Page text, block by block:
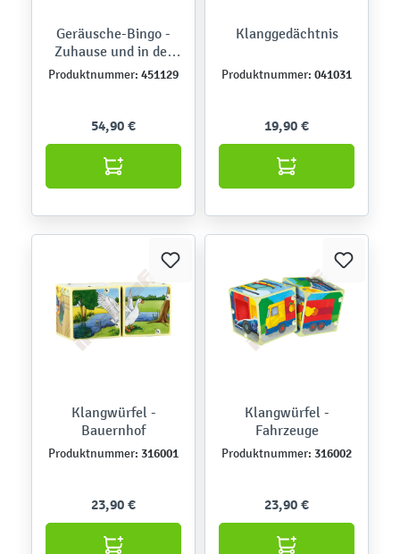
Geräusche-Bingo -
Zuhause und in der
Stadt
Produktnummer: 451129
54,90 €
Klanggedächtnis
Produktnummer: 041031
19,90 €
Klangwürfel -
Bauernhof
Produktnummer: 316001
23,90 €
Klangwürfel -
Fahrzeuge
Produktnummer: 316002
23,90 €